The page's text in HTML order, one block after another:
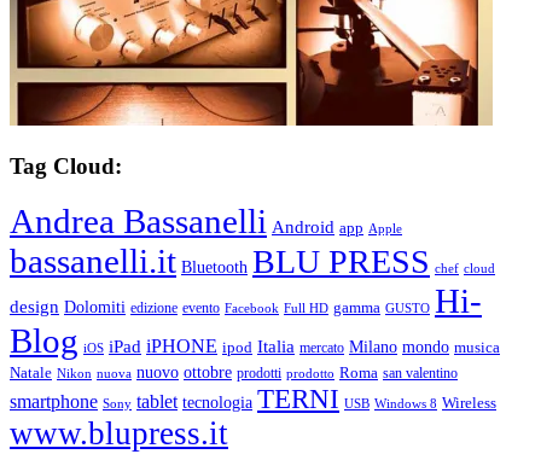
Tag Cloud:
Andrea Bassanelli Android app Apple
bassanelli.it Bluetooth BLU PRESS chef cloud
design Dolomiti edizione evento Facebook Full HD gamma GUSTO Hi-
Blog iOS iPad iPHONE ipod Italia mercato Milano mondo musica
Natale Nikon nuova nuovo ottobre prodotti prodotto Roma san valentino
smartphone Sony tablet tecnologia TERNI USB Windows 8 Wireless
www.blupress.it